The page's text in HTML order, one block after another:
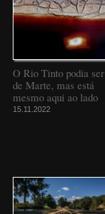
O Rio Tinto podia ser
de Marte, mas está
mesmo aqui ao lado
15.11.2022